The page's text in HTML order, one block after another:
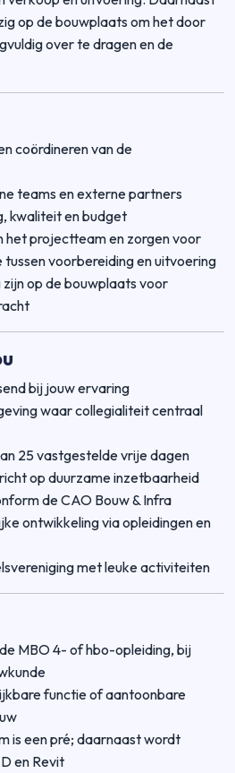
op de bouwplaats om het door
over te dragen en de
coördineren van de
teams en externe partners
kwaliteit en budget
het projectteam en zorgen voor
voorbereiding en uitvoering
op de bouwplaats voor
bij jouw ervaring
waar collegialiteit centraal
25 vastgestelde vrije dagen
op duurzame inzetbaarheid
de CAO Bouw & Infra
ontwikkeling via opleidingen en
met leuke activiteiten
MBO 4- of hbo-opleiding, bij
functie of aantoonbare
is een pré; daarnaast wordt
en Revit